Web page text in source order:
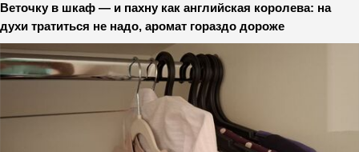
Веточку в шкаф — и пахну как английская королева: на
духи тратиться не надо, аромат гораздо дороже